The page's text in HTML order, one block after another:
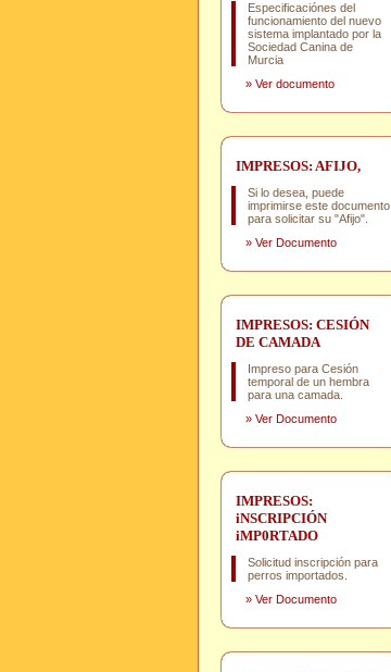
Especificaciónes del
funcionamiento del nuevo
sistema implantado por la
Sociedad Canina de
Murcia
» Ver documento
IMPRESOS: AFIJO,
Si lo desea, puede
imprimirse este documento
para solicitar su "Afijo".
» Ver Documento
IMPRESOS: CESIÓN
DE CAMADA
Impreso para Cesión
temporal de un hembra
para una camada.
» Ver Documento
IMPRESOS:
iNSCRIPCIÓN
iMP0RTADO
Solicitud inscripción para
perros importados.
» Ver Documento